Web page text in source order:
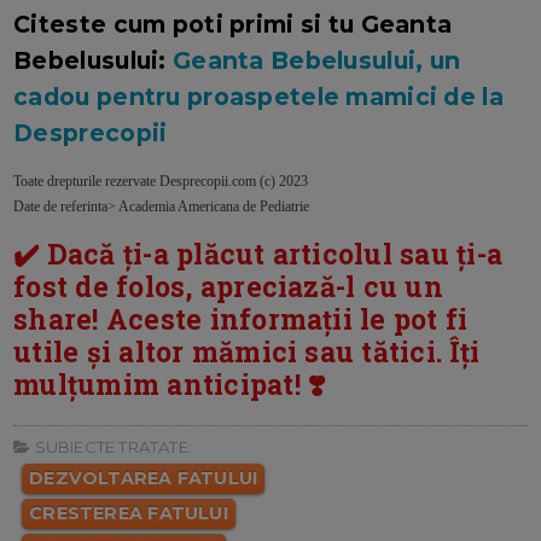
Citeste cum poti primi si tu Geanta
Bebelusului: Geanta Bebelusului, un
cadou pentru proaspetele mamici de la
Desprecopii
Toate drepturile rezervate Desprecopii.com (c) 2023
Date de referinta> Academia Americana de Pediatrie
✔️ Dacă ți-a plăcut articolul sau ți-a
fost de folos, apreciază-l cu un
share! Aceste informații le pot fi
utile și altor mămici sau tătici. Îți
mulțumim anticipat! ❣️
SUBIECTE TRATATE:
DEZVOLTAREA FATULUI
CRESTEREA FATULUI